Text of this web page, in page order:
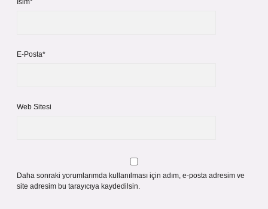
İsim*
E-Posta*
Web Sitesi
Daha sonraki yorumlarımda kullanılması için adım, e-posta adresim ve
site adresim bu tarayıcıya kaydedilsin.